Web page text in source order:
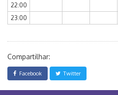
22:00
23:00
Compartilhar:
Facebook Twitter